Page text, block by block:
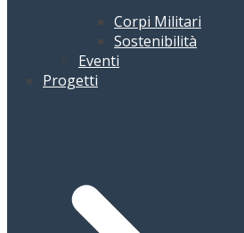
Corpi Militari
Sostenibilità
Eventi
Progetti